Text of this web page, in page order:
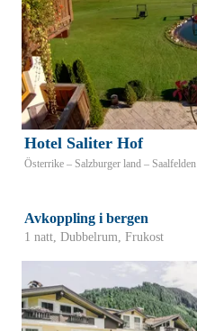
Hotel Saliter Hof
Österrike – Salzburger land – Saalfelden
Avkoppling i bergen
1 natt, Dubbelrum, Frukost